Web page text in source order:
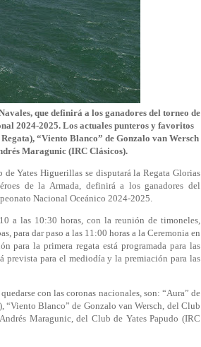
que definirá a los ganadores del torneo de
2024-2025. Los actuales punteros y favoritos
“Viento Blanco” de Gonzalo van Wersch
Maragunic (IRC Clásicos).
Yates Higuerillas se disputará la Regata Glorias
de la Armada, definirá a los ganadores del
Nacional Oceánico 2024-2025.
a las 10:30 horas, con la reunión de timoneles,
para dar paso a las 11:00 horas a la Ceremonia en
para la primera regata está programada para las
prevista para el mediodía y la premiación para las
con las coronas nacionales, son: “Aura” de
“Viento Blanco” de Gonzalo van Wersch, del Club
Maragunic, del Club de Yates Papudo (IRC